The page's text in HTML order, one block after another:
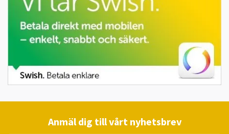
Anmäl dig till vårt nyhetsbrev